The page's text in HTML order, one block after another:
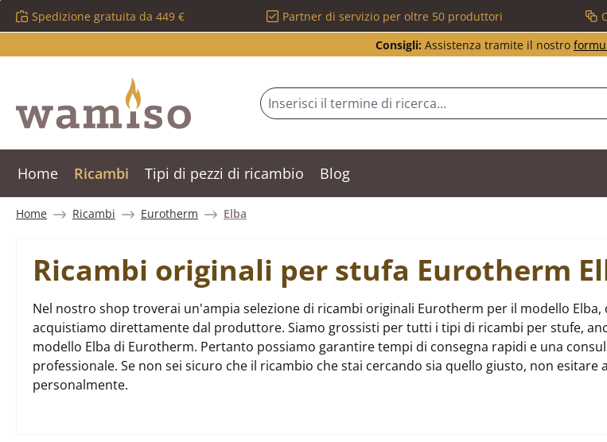
al contenuto principale
Salta alla ricerca
Passa alla navigazione principale
Spedizione gratuita da 449 € Partner di servizio per oltre 50 produttori
Consigli: Assistenza tramite il nostro
Home Ricambi Tipi di pezzi di ricambio Blog
Home Ricambi Eurotherm Elba
Ricambi originali per stufa Eurotherm
Nel nostro shop troverai un'ampia selezione di ricambi originali Eurotherm per il modello Elba,
acquistiamo direttamente dal produttore. Siamo grossisti per tutti i tipi di ricambi per stufe,
modello Elba di Eurotherm. Pertanto possiamo garantire tempi di consegna rapidi e una
professionale. Se non sei sicuro che il ricambio che stai cercando sia quello giusto, non esitare
personalmente.